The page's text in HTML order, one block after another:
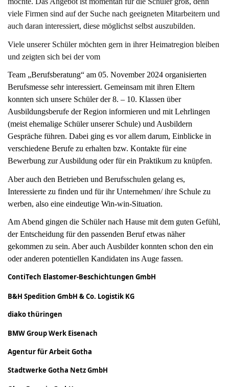
viele Firmen sind auf der Suche nach geeigneten Mitarbeitern und
auch daran interessiert, diese möglichst selbst auszubilden.
Viele unserer Schüler möchten gern in ihrer Heimatregion bleiben
und zeigten sich bei der vom
Team „Berufsberatung“ am 05. November 2024 organisierten
Berufsmesse sehr interessiert. Gemeinsam mit ihren Eltern
konnten sich unsere Schüler der 8. – 10. Klassen über
Ausbildungsberufe der Region informieren und mit Lehrlingen
(meist ehemalige Schüler unserer Schule) und Ausbildern
Gespräche führen. Dabei ging es vor allem darum, Einblicke in
verschiedene Berufe zu erhalten bzw. Kontakte für eine
Bewerbung zur Ausbildung oder für ein Praktikum zu knüpfen.
Aber auch den Betrieben und Berufsschulen gelang es,
Interessierte zu finden und für ihr Unternehmen/ ihre Schule zu
werben, also eine eindeutige Win-win-Situation.
Am Abend gingen die Schüler nach Hause mit dem guten Gefühl,
der Entscheidung für den passenden Beruf etwas näher
gekommen zu sein. Aber auch Ausbilder konnten schon den ein
oder anderen potentiellen Kandidaten ins Auge fassen.
ContiTech Elastomer-Beschichtungen GmbH
B&H Spedition GmbH & Co. Logistik KG
diako thüringen
BMW Group Werk Eisenach
Agentur für Arbeit Gotha
Stadtwerke Gotha Netz GmbH